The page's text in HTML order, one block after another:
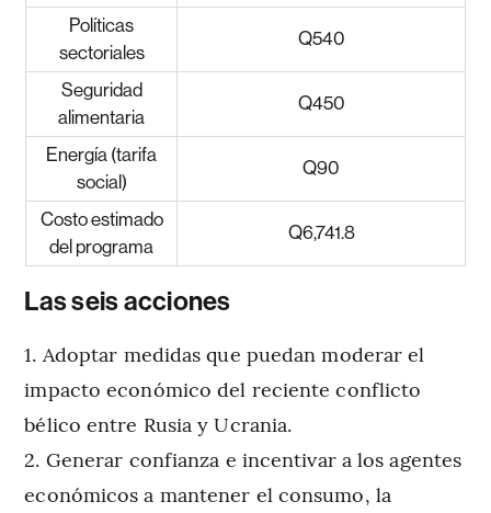
Políticas
sectoriales
Q540
Seguridad
alimentaria
Q450
Energía (tarifa
social)
Q90
Costo estimado
del programa
Q6,741.8
Las seis acciones
Adoptar medidas que puedan moderar el
impacto económico del reciente conflicto
bélico entre Rusia y Ucrania.
Generar confianza e incentivar a los agentes
económicos a mantener el consumo, la